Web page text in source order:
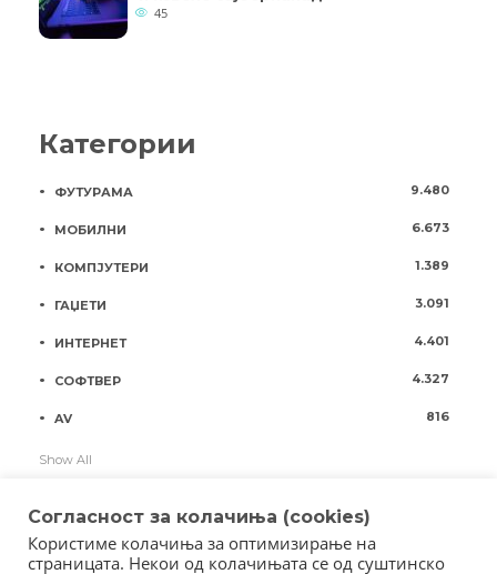
45
Категории
ФУТУРАМА 9.480
МОБИЛНИ 6.673
КОМПЈУТЕРИ 1.389
ГАЏЕТИ 3.091
ИНТЕРНЕТ 4.401
СОФТВЕР 4.327
AV 816
Show All
Согласност за колачиња (cookies)
Користиме колачиња за оптимизирање на
страницата. Некои од колачињата се од суштинско